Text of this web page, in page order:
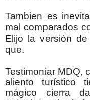
Tambien es
mal comparados
Elijo la versión
que.
Testimoniar MDQ,
aliento turístico
mágico cierra